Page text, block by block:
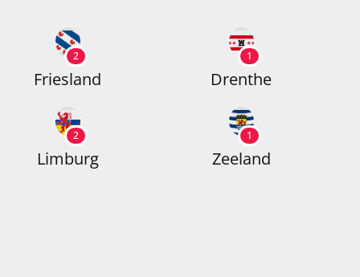
2
Friesland
1
Drenthe
2
Limburg
1
Zeeland